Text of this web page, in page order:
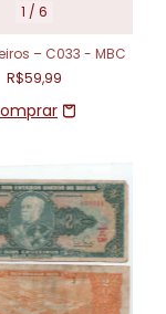
1 / 6
– C033 - MBC
R$59,99